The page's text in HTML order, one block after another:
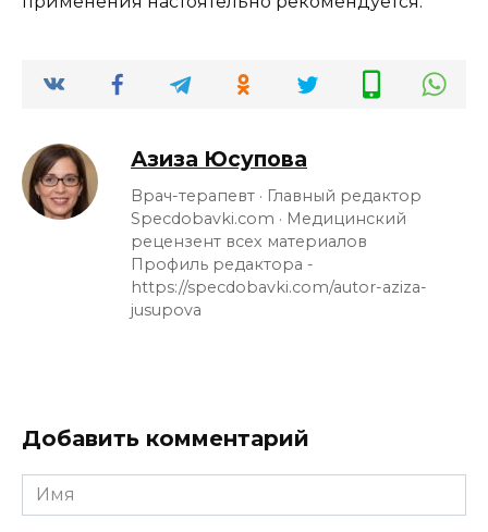
Азиза Юсупова
Врач-терапевт · Главный редактор
Specdobavki.com · Медицинский
рецензент всех материалов
Профиль редактора -
https://specdobavki.com/autor-aziza-
jusupova
Добавить комментарий
Имя